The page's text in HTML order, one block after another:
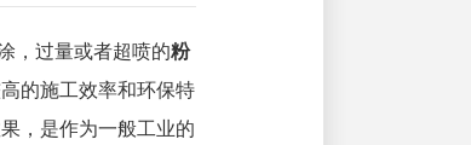
，过量或者超喷的粉
的施工效率和环保特
，是作为一般工业的